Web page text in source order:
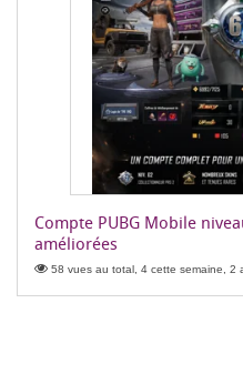
Compte PUBG Mobile
améliorées
58 vues au total, 4 cette semaine, 2